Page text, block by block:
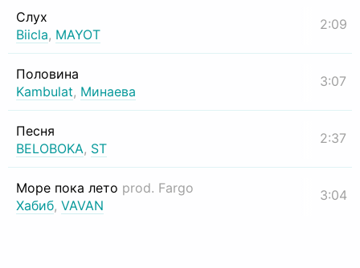
Слух
Biicla, MAYOT
2:09
Половина
Kambulat, Минаева
3:07
Песня
BELOBOKA, ST
2:37
Море пока лето prod. Fargo
Хабиб, VAVAN
3:04